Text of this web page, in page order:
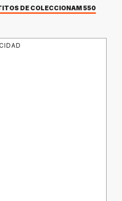
DE COLECCIÓNAM 550